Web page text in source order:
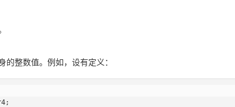
整数值。例如，设有定义：